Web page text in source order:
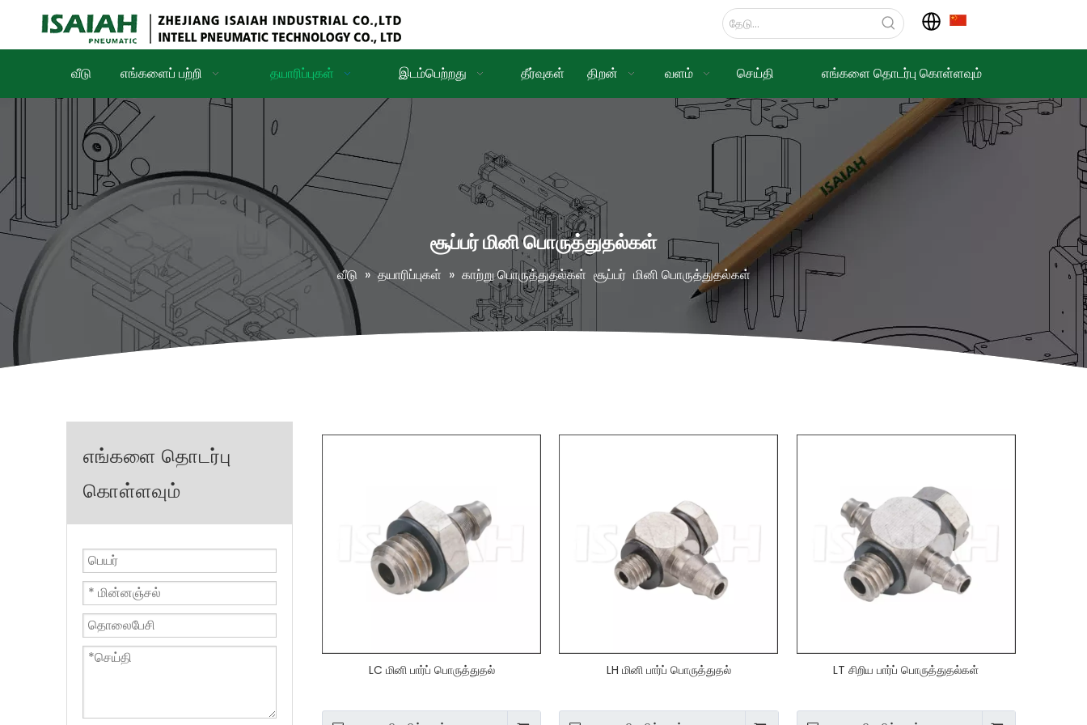
வீடு எங்களைப் பற்றி தயாரிப்புகள் இடம்பெற்றது தீர்வுகள் திறன் வளம் செய்தி எங்களை தொடர்பு கொள்ளவும்
சூப்பர் மினி பொருத்துதல்கள்
வீடு » தயாரிப்புகள் » காற்று பொருத்துதல்கள் சூப்பர் மினி பொருத்துதல்கள்
எங்களை தொடர்பு
கொள்ளவும்
LC மினி பார்ப் பொருத்துதல் LH மினி பார்ப் பொருத்துதல் LT சிறிய பார்ப் பொருத்துதல்கள்